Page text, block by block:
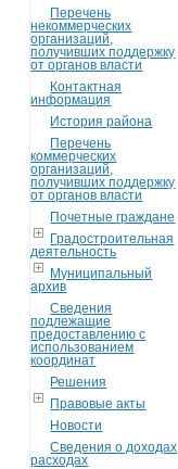
Перечень
некоммерческих
организаций,
получивших поддержку
от органов власти
Контактная
информация
История района
Перечень
коммерческих
организаций,
получивших поддержку
от органов власти
Почетные граждане
Градостроительная
деятельность
Муниципальный
архив
Сведения
подлежащие
предоставлению с
использованием
координат
Решения
Правовые акты
Новости
Сведения о доходах,
расходах